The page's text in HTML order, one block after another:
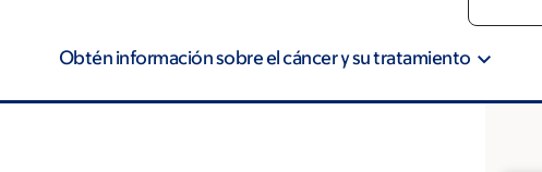
Obtén información sobre el cáncer y su tratamiento